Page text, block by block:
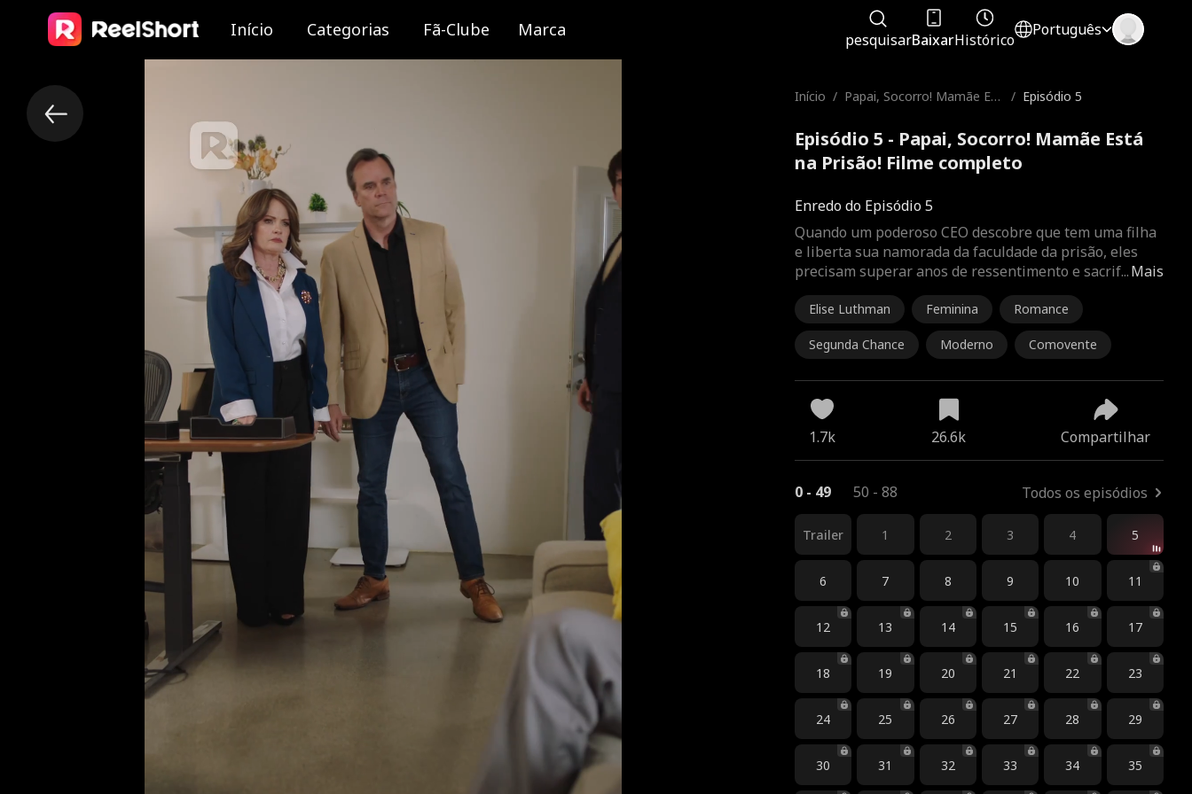
Início Categorias Fã-Clube Marca pesquisarBaixarHistórico
Português
Início / Papai, Socorro! Mamãe Est
/ Episódio 5
Episódio 5 - Papai, Socorro! Mamãe Está
na Prisão! Filme completo
Enredo do Episódio 5
Mais
Quando um poderoso CEO descobre que tem uma filha
e liberta sua namorada da faculdade da prisão, eles
precisam superar anos de ressentimento e sacrif...
Elise Luthman Feminina Romance
Segunda Chance Moderno Comovente
1.7k 26.6k Compartilhar
0 - 49 50 - 88 Todos os episódios
Trailer 1 2 3 4 5
6 7 8 9 10 11
12 13 14 15 16 17
18 19 20 21 22 23
24 25 26 27 28 29
30 31 32 33 34 35